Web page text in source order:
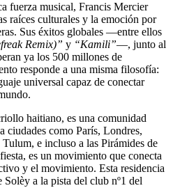
fuerza musical, Francis Mercier
raíces culturales y la emoción por
Sus éxitos globales —entre ellos
Remix)” y “Kamili”—, junto al
ya los 500 millones de
responde a una misma filosofía:
universal capaz de conectar
haitiano, es una comunidad
ciudades como París, Londres,
e incluso a las Pirámides de
es un movimiento que conecta
y el movimiento. Esta residencia
a la pista del club nº1 del